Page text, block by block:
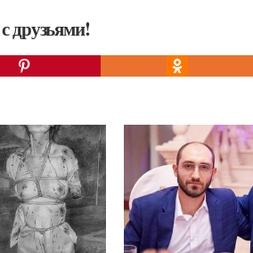
друзьями!